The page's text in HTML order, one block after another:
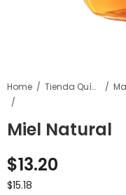
Home Tienda Química
Miel Natural
$13.20
$15.18